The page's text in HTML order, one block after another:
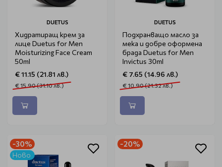
DUETUS
Хидратиращ крем за
лице Duetus for Men
Moisturizing Face Cream
50ml
€ 11.15 (21.81 лв.)
€ 15.90 (31.10 лв.)
DUETUS
Подхранващо масло за
мека и добре оформена
брада Duetus for Men
Invictus 30ml
€ 7.65 (14.96 лв.)
€ 10.90 (21.32 лв.)
-30%
Ново
-20%